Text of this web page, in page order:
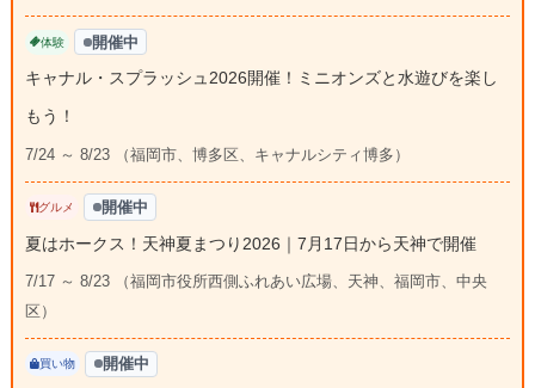
体験 開催中
キャナル・スプラッシュ2026開催！ミニオンズと水遊びを楽し
もう！
7/24 ～ 8/23 （福岡市、博多区、キャナルシティ博多）
グルメ 開催中
夏はホークス！天神夏まつり2026｜7月17日から天神で開催
7/17 ～ 8/23 （福岡市役所西側ふれあい広場、天神、福岡市、中央
区）
買い物 開催中